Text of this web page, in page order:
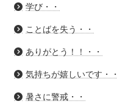
学び・・
ことばを失う・・
ありがとう！！・・
気持ちが嬉しいです・・
暑さに警戒・・